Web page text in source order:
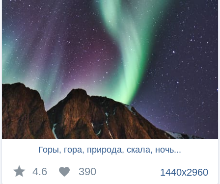
Горы, гора, природа, скала, ночь...
1440x2960
4.6 390